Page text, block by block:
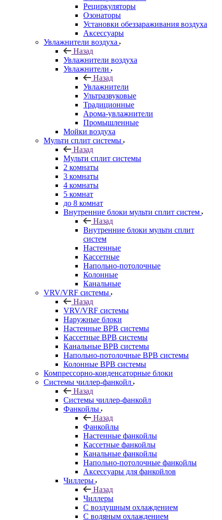
Рециркуляторы
Озонаторы
Установки обеззараживания воздуха
Аксессуары
Увлажнители воздуха
Назад
Увлажнители воздуха
Увлажнители
Назад
Увлажнители
Ультразвуковые
Традиционные
Арома-увлажнители
Промышленные
Мойки воздуха
Мульти сплит системы
Назад
Мульти сплит системы
2 комнаты
3 комнаты
4 комнаты
5 комнат
до 8 комнат
Внутренние блоки мульти сплит систем
Назад
Внутренние блоки мульти сплит
систем
Настенные
Кассетные
Напольно-потолочные
Колонные
Канальные
VRV/VRF системы
Назад
VRV/VRF системы
Наружные блоки
Настенные ВРВ системы
Кассетные ВРВ системы
Канальные ВРВ системы
Напольно-потолочные ВРВ системы
Колонные ВРВ системы
Компрессорно-конденсаторные блоки
Системы чиллер-фанкойл
Назад
Системы чиллер-фанкойл
Фанкойлы
Назад
Фанкойлы
Настенные фанкойлы
Кассетные фанкойлы
Канальные фанкойлы
Напольно-потолочные фанкойлы
Аксессуары для фанкойлов
Чиллеры
Назад
Чиллеры
С воздушным охлаждением
С водяным охлаждением